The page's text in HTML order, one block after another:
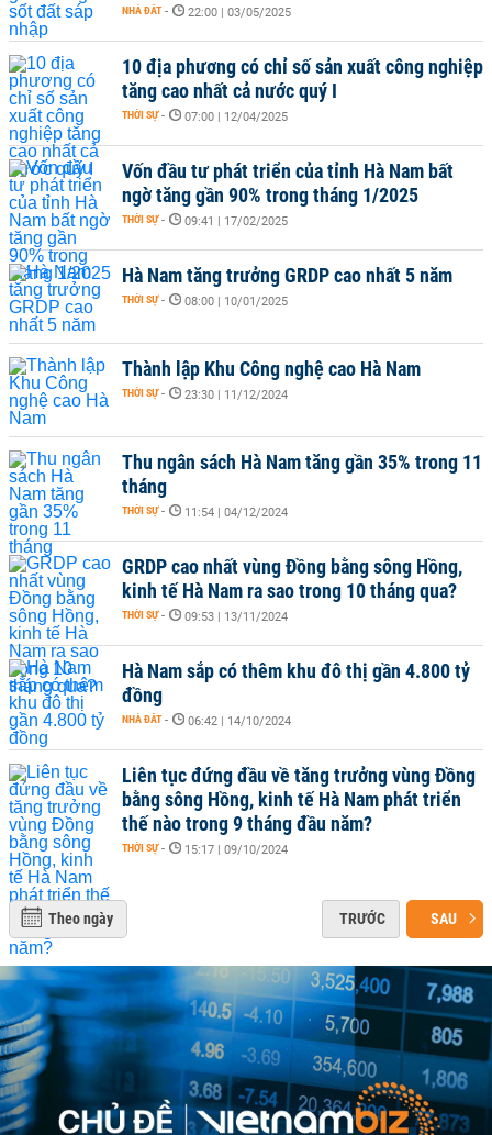
NHÀ ĐẤT - 22:00 | 03/05/2025
10 địa phương có chỉ số sản xuất công nghiệp
tăng cao nhất cả nước quý I
THỜI SỰ - 07:00 | 12/04/2025
Vốn đầu tư phát triển của tỉnh Hà Nam bất
ngờ tăng gần 90% trong tháng 1/2025
THỜI SỰ - 09:41 | 17/02/2025
Hà Nam tăng trưởng GRDP cao nhất 5 năm
THỜI SỰ - 08:00 | 10/01/2025
Thành lập Khu Công nghệ cao Hà Nam
THỜI SỰ - 23:30 | 11/12/2024
Thu ngân sách Hà Nam tăng gần 35% trong 11
tháng
THỜI SỰ - 11:54 | 04/12/2024
GRDP cao nhất vùng Đồng bằng sông Hồng,
kinh tế Hà Nam ra sao trong 10 tháng qua?
THỜI SỰ - 09:53 | 13/11/2024
Hà Nam sắp có thêm khu đô thị gần 4.800 tỷ
đồng
NHÀ ĐẤT - 06:42 | 14/10/2024
Liên tục đứng đầu về tăng trưởng vùng Đồng
bằng sông Hồng, kinh tế Hà Nam phát triển
thế nào trong 9 tháng đầu năm?
THỜI SỰ - 15:17 | 09/10/2024
Theo ngày TRƯỚC SAU